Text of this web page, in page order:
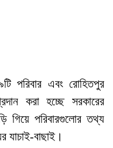
পরিবার এবং রোহিতপুর
করা হচ্ছে সরকারের
গিয়ে পরিবারগুলোর তথ্য
যাচাই-বাছাই।